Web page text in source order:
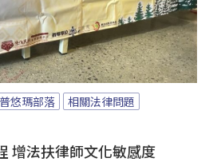
悠瑪部落
相關法律問題
增法扶律師文化敏感度